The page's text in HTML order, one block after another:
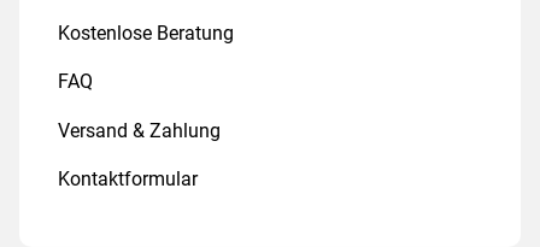
Kostenlose Beratung
FAQ
Versand & Zahlung
Kontaktformular